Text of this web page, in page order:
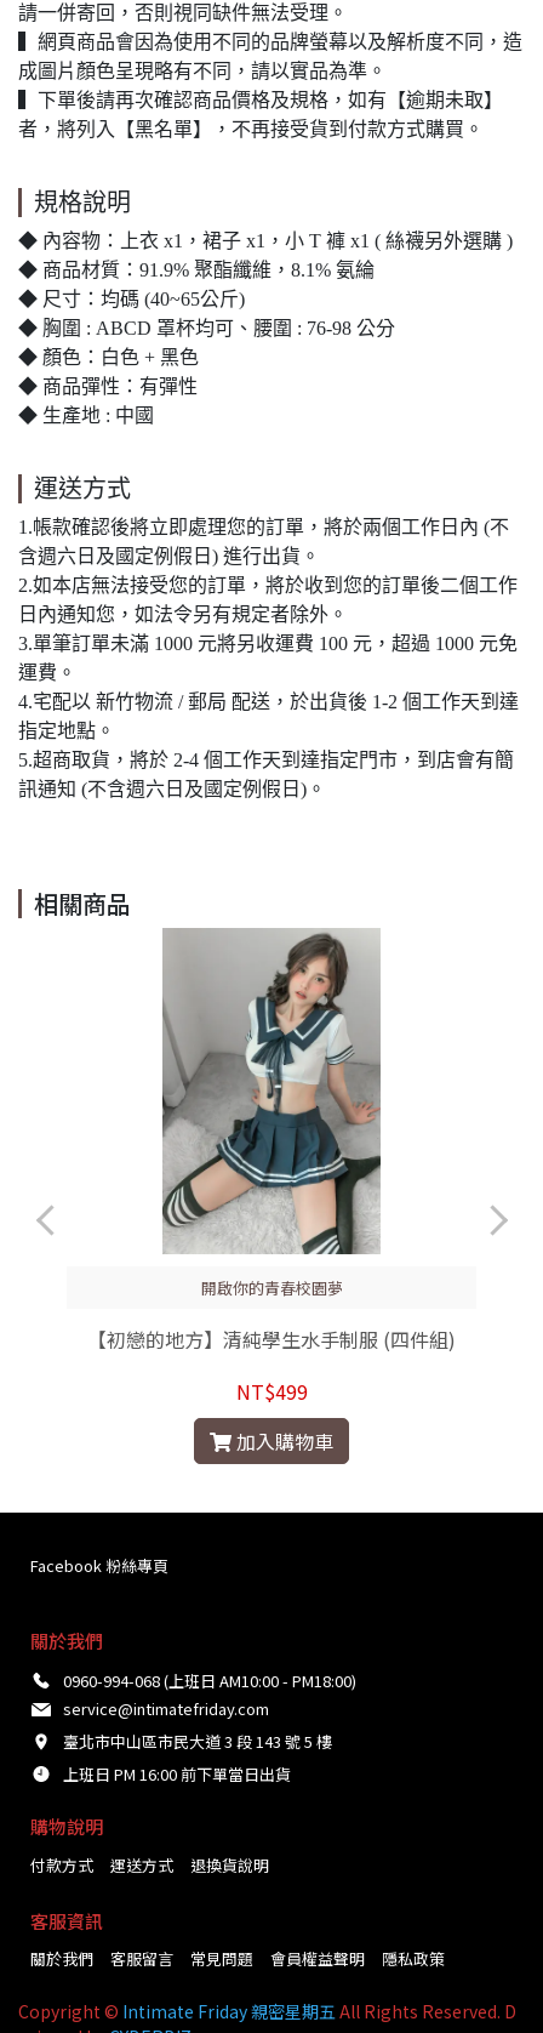
請一併寄回，否則視同缺件無法受理。
▍網頁商品會因為使用不同的品牌螢幕以及解析度不同，造
成圖片顏色呈現略有不同，請以實品為準。
▍下單後請再次確認商品價格及規格，如有【逾期未取】
者，將列入【黑名單】，不再接受貨到付款方式購買。
規格說明
◆ 內容物：上衣 x1，裙子 x1，小 T 褲 x1 ( 絲襪另外選購 )
◆ 商品材質：91.9% 聚酯纖維，8.1% 氨綸
◆ 尺寸：均碼 (40~65公斤)
◆ 胸圍 : ABCD 罩杯均可、腰圍 : 76-98 公分
◆ 顏色：白色 + 黑色
◆ 商品彈性：有彈性
◆ 生產地 : 中國
運送方式
1.帳款確認後將立即處理您的訂單，將於兩個工作日內 (不
含週六日及國定例假日) 進行出貨。
2.如本店無法接受您的訂單，將於收到您的訂單後二個工作
日內通知您，如法令另有規定者除外。
3.單筆訂單未滿 1000 元將另收運費 100 元，超過 1000 元免
運費。
4.宅配以 新竹物流 / 郵局 配送，於出貨後 1-2 個工作天到達
指定地點。
5.超商取貨，將於 2-4 個工作天到達指定門市，到店會有簡
訊通知 (不含週六日及國定例假日)。
相關商品
開啟你的青春校園夢
【初戀的地方】清純學生水手制服 (四件組)
NT$499
加入購物車
關於我們
0960-994-068 (上班日 AM10:00 - PM18:00)
service@intimatefriday.com
臺北市中山區市民大道 3 段 143 號 5 樓
上班日 PM 16:00 前下單當日出貨
購物說明
付款方式 運送方式 退換貨說明
客服資訊
關於我們 客服留言 常見問題 會員權益聲明 隱私政策
Facebook 粉絲專頁
Copyright © Intimate Friday 親密星期五All Rights Reserved. D